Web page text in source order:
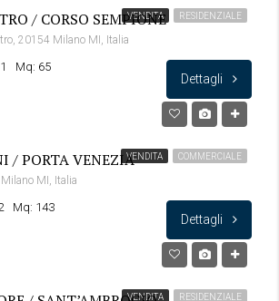
VENDITA RESIDENZIALE
/ CORSO SEMPIONE
20154 Milano MI, Italia
Mq: 65
Dettagli
VENDITA COMMERCIALE
/ PORTA VENEZIA
MI, Italia
Mq: 143
Dettagli
VENDITA RESIDENZIALE